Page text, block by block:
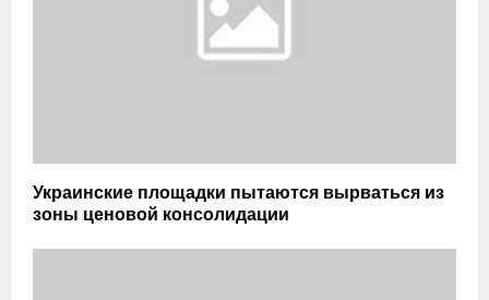
Украинские площадки пытаются вырваться из
зоны ценовой консолидации